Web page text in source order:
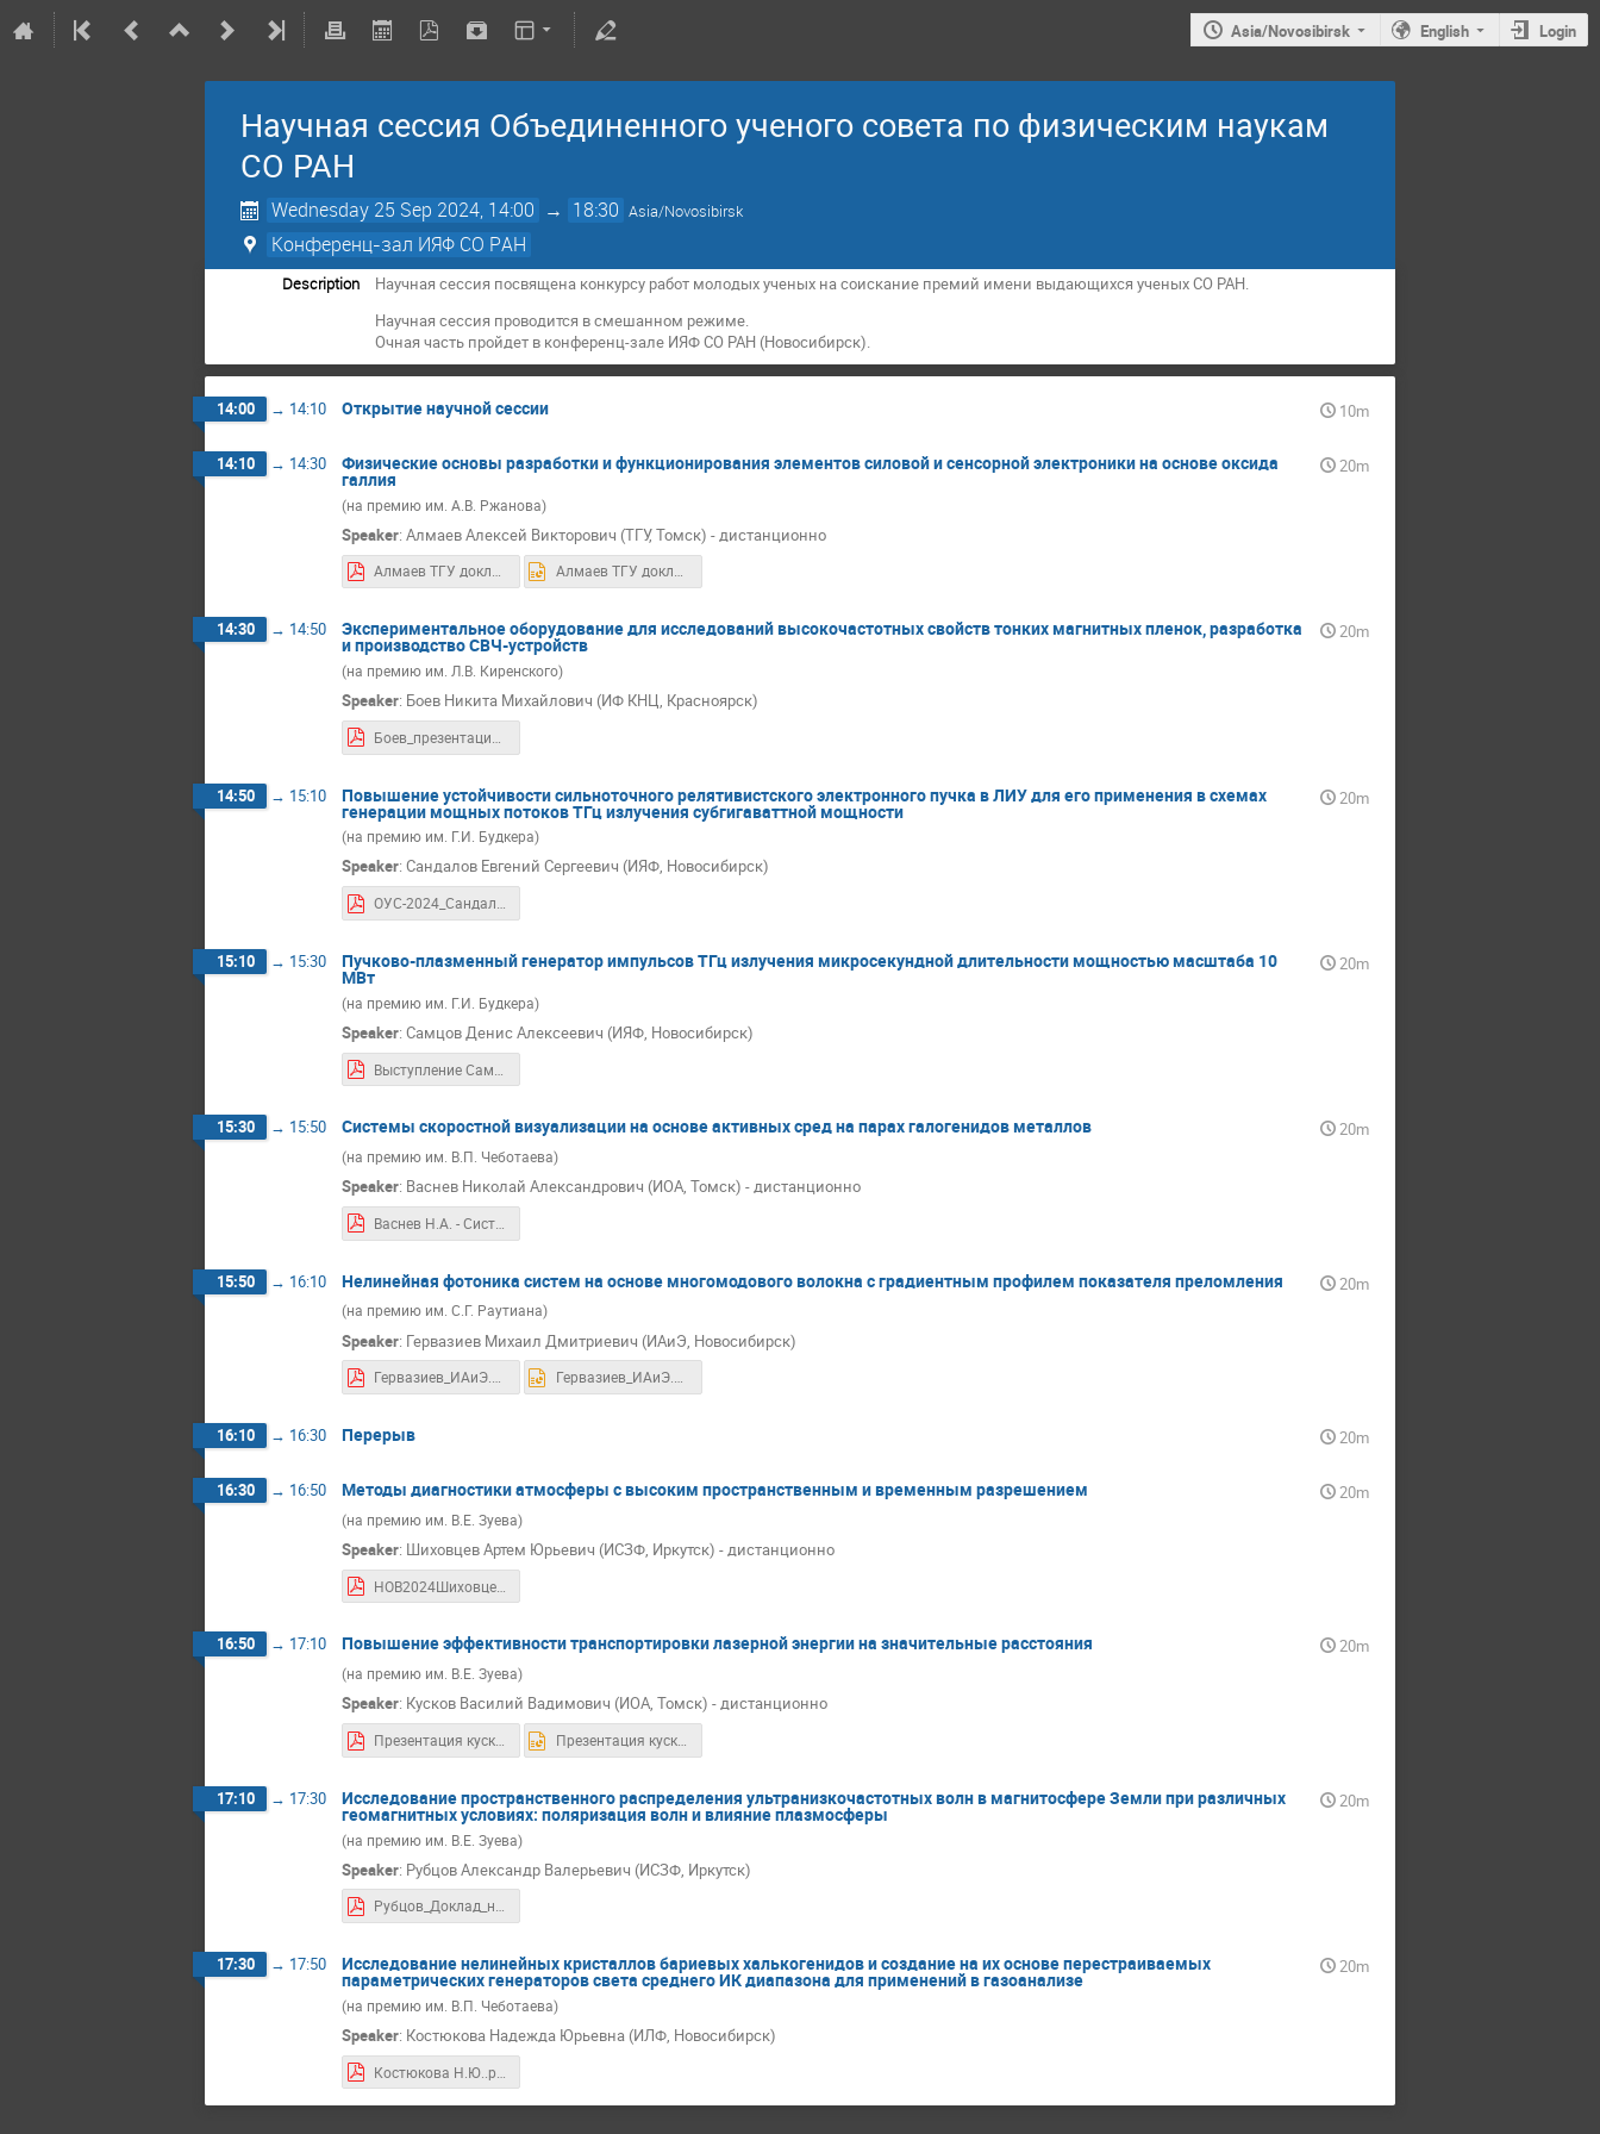
Asia/Novosibirsk English Login
Научная сессия Объединенного ученого совета по физическим наукам
СО РАН
Wednesday 25 Sep 2024, 14:00 → 18:30 Asia/Novosibirsk
Конференц-зал ИЯФ СО РАН
Description
Научная сессия посвящена конкурсу работ молодых ученых на соискание премий имени выдающихся ученых СО РАН.
Научная сессия проводится в смешанном режиме.
Очная часть пройдет в конференц-зале ИЯФ СО РАН (Новосибирск).
14:00 → 14:10 Открытие научной сессии 10m
14:10 → 14:30 Физические основы разработки и функционирования элементов силовой и сенсорной электроники на основе оксида
галлия
20m
(на премию им. А.В. Ржанова)
Speaker: Алмаев Алексей Викторович (ТГУ, Томск) - дистанционно
Алмаев ТГУ доклад КМУ СО РАН.pdf Алмаев ТГУ доклад КМУ СО РАН.pptx
14:30 → 14:50 Экспериментальное оборудование для исследований высокочастотных свойств тонких магнитных пленок, разработка
и производство СВЧ-устройств
20m
(на премию им. Л.В. Киренского)
Speaker: Боев Никита Михайлович (ИФ КНЦ, Красноярск)
14:50 → 15:10 Повышение устойчивости сильноточного релятивистского электронного пучка в ЛИУ для его применения в схемах
генерации мощных потоков ТГц излучения субгигаваттной мощности
20m
(на премию им. Г.И. Будкера)
Speaker: Сандалов Евгений Сергеевич (ИЯФ, Новосибирск)
ОУС-2024_Сандалов Е.С.-финал-2.pdf
15:10 → 15:30 Пучково-плазменный генератор импульсов ТГц излучения микросекундной длительности мощностью масштаба 10
МВт
20m
(на премию им. Г.И. Будкера)
Speaker: Самцов Денис Алексеевич (ИЯФ, Новосибирск)
15:30 → 15:50 Системы скоростной визуализации на основе активных сред на парах галогенидов металлов 20m
(на премию им. В.П. Чеботаева)
Speaker: Васнев Николай Александрович (ИОА, Томск) - дистанционно
15:50 → 16:10 Нелинейная фотоника систем на основе многомодового волокна с градиентным профилем показателя преломления 20m
(на премию им. С.Г. Раутиана)
Speaker: Гервазиев Михаил Дмитриевич (ИАиЭ, Новосибирск)
Гервазиев_ИАиЭ.pdf Гервазиев_ИАиЭ.pptx
16:10 → 16:30 Перерыв 20m
16:30 → 16:50 Методы диагностики атмосферы с высоким пространственным и временным разрешением 20m
(на премию им. В.Е. Зуева)
Speaker: Шиховцев Артем Юрьевич (ИСЗФ, Иркутск) - дистанционно
16:50 → 17:10 Повышение эффективности транспортировки лазерной энергии на значительные расстояния 20m
(на премию им. В.Е. Зуева)
Speaker: Кусков Василий Вадимович (ИОА, Томск) - дистанционно
Презентация кусков.pdf Презентация кусков.pptx
17:10 → 17:30 Исследование пространственного распределения ультранизкочастотных волн в магнитосфере Земли при различных
геомагнитных условиях: поляризация волн и влияние плазмосферы
20m
(на премию им. В.Е. Зуева)
Speaker: Рубцов Александр Валерьевич (ИСЗФ, Иркутск)
Рубцов_Доклад_на_ОУС_физ_СО_РАН.pdf
17:30 → 17:50 Исследование нелинейных кристаллов бариевых халькогенидов и создание на их основе перестраиваемых
параметрических генераторов света среднего ИК диапазона для применений в газоанализе
20m
(на премию им. В.П. Чеботаева)
Speaker: Костюкова Надежда Юрьевна (ИЛФ, Новосибирск)